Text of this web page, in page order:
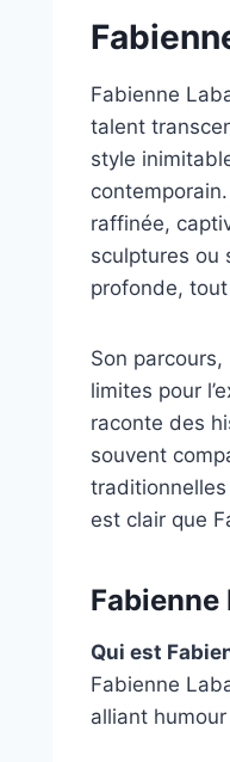
Fabienne
talent
style
raffinée,
sculptures ou
profonde,
Son
limites pour
raconte des
souvent
est clair que
Qui est
Fabienne
alliant